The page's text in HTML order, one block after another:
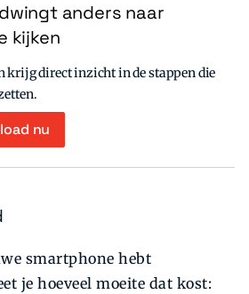
anders naar
kijken
krijg direct inzicht in de stappen die
nu
smartphone hebt
je hoeveel moeite dat kost: